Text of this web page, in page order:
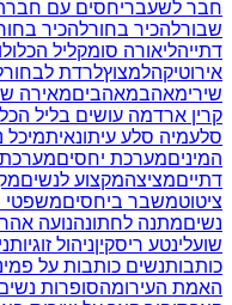
חבר לשעבריחסים עם
שבורלהכיר בחורלהכיר
דתייהליאורה סומקליל
אירוטיקהלמצוץלרדת לבחור
שירימאהבמאהביםמאירה
קרין ארדמה עושים בליל
סלעמיה סלע עיתונאיתמיכל
המיניםמערכת יחסים
דתייםמציצהמקצוע לנשים
ציטוטמשבר ביחסים
נשיםמתנה לחתונהנועה
שועלינטע ריסקיןניהול זוגיות
כותבותנשים כותבות על
האמת העירומהסופרות